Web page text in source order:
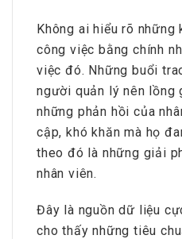
Không ai hiểu rõ
công việc bằng chính
việc đó. Những buổi
người quản lý nên lồng
những phản hồi của
cập, khó khăn mà họ
theo đó là những giải
nhân viên.
Đây là nguồn dữ liệu
cho thấy những tiêu